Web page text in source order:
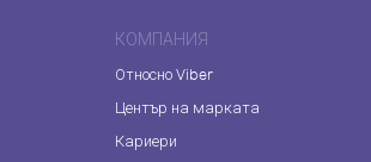
КОМПАНИЯ
Относно Viber
Център на марката
Кариери